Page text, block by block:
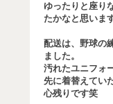
ゆったりと座り
たかなと思います
配送は、野球の
ました。
汚れたユニフォ
先に着替えてい
心残りです笑